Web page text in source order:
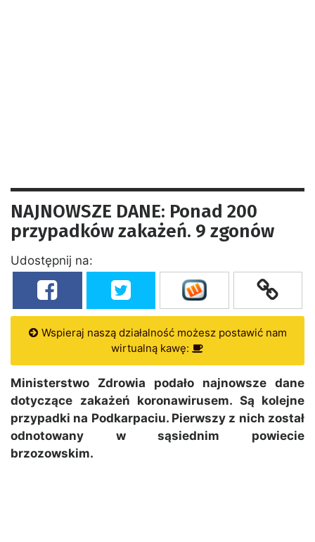
NAJNOWSZE DANE: Ponad 200
przypadków zakażeń. 9 zgonów
Udostępnij na:
Wspieraj naszą działalność możesz postawić nam
wirtualną kawę:
Ministerstwo Zdrowia podało najnowsze dane
dotyczące zakażeń koronawirusem. Są kolejne
przypadki na Podkarpaciu. Pierwszy z nich został
odnotowany w sąsiednim powiecie
brzozowskim.